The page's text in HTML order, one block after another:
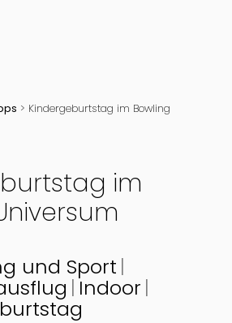
> Kindergeburtstag im Bowling
im
und Sport
Indoor